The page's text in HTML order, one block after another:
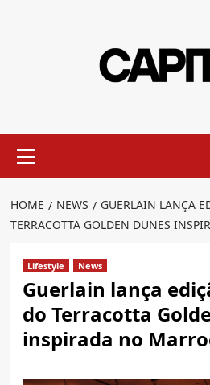
Menu
HOME NEWS
GUERLAIN LANÇA
TERRACOTTA GOLDEN DUNES
Lifestyle News
Guerlain lança
do Terracotta
inspirada no